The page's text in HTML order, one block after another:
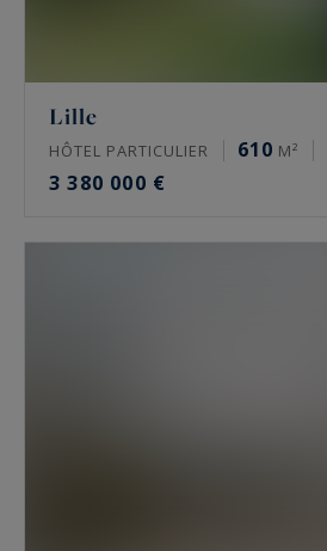
Lille
HÔTEL PARTICULIER 610 M²
3 380 000 €